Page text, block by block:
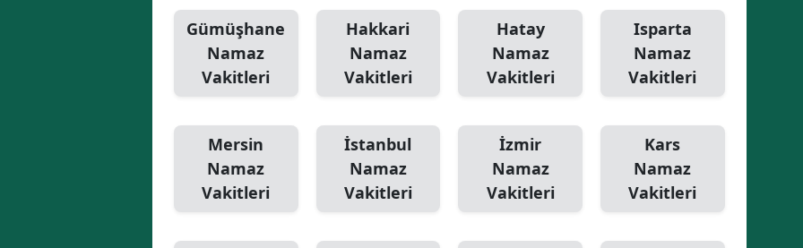
Gümüşhane
Namaz
Vakitleri
Hakkari
Namaz
Vakitleri
Hatay
Namaz
Vakitleri
Isparta
Namaz
Vakitleri
Mersin
Namaz
Vakitleri
İstanbul
Namaz
Vakitleri
İzmir
Namaz
Vakitleri
Kars
Namaz
Vakitleri